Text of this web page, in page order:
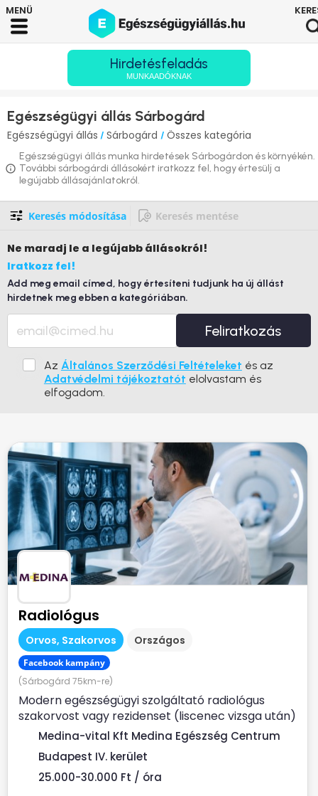
Hirdetésfeladás
MUNKAADÓKNAK
Egészségügyi állás Sárbogárd
Egészségügyi állás / Sárbogárd / Összes kategória
Egészségügyi állás munka hirdetések Sárbogárdon és környékén.
További sárbogárdi állásokért iratkozz fel, hogy értesülj a
legújabb állásajánlatokról.
Keresés módosítása Keresés mentése
Ne maradj le a legújabb állásokról!
Iratkozz fel!
Add meg email címed, hogy értesíteni tudjunk ha új állást
hirdetnek meg ebben a kategóriában.
Feliratkozás
Az Általános Szerződési Feltételeket és az
Adatvédelmi tájékoztatót elolvastam és
elfogadom.
Radiológus
Orvos, Szakorvos Országos
Facebook kampány
(Sárbogárd 75km-re)
Modern egészségügyi szolgáltató radiológus
szakorvost vagy rezidenset (liscenec vizsga után)
keres Rendelési...
Medina-vital Kft Medina Egészség Centrum
Budapest IV. kerület
25.000-30.000 Ft / óra